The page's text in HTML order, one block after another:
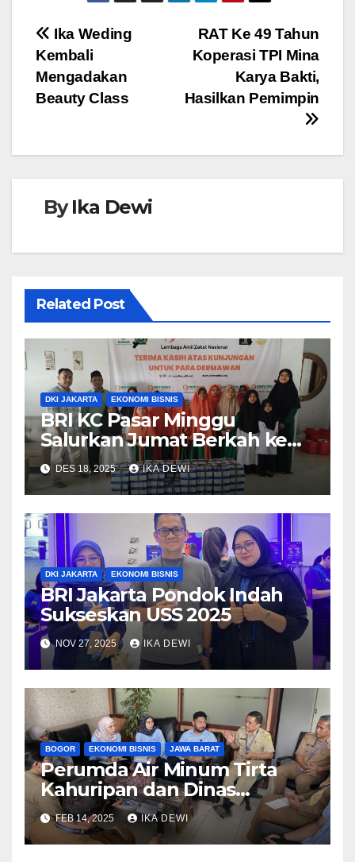
e
b
o
o
er s
A
p
Navigasi
pos
RAT Ke 49 Tahun
Koperasi TPI Mina
Karya Bakti,
Hasilkan Pemimpin
Ika Weding
Kembali
Mengadakan
Beauty Class
ByIka Dewi
Related Post
DKI JAKARTA EKONOMI BISNIS
BRI KC Pasar Minggu
Salurkan Jumat Berkah ke
Domyadhu Pejaten
DES 18, 2025 IKA DEWI
DKI JAKARTA EKONOMI BISNIS
BRI Jakarta Pondok Indah
Sukseskan USS 2025
NOV 27, 2025 IKA DEWI
BOGOR EKONOMI BISNIS JAWA BARAT
Perumda Air Minum Tirta
Kahuripan dan Dinas
Kesehatan Kab. Bogor
Bersinergi Tingkatkan
Kesadaran PHBS
FEB 14, 2025 IKA DEWI